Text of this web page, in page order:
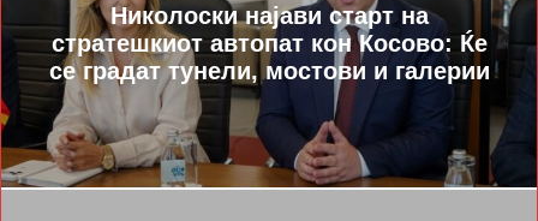
Николоски најави старт на
стратешкиот автопат кон Косово: Ќе
се градат тунели, мостови и галерии